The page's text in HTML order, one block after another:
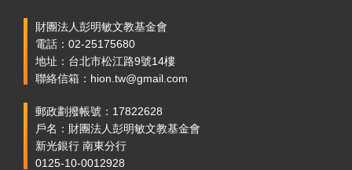
財團法人彭明敏文教基金會
電話：02-25175680
地址：台北市松江路9號14樓
聯絡信箱：hion.tw@gmail.com
郵政劃撥帳號：17822628
戶名：財團法人彭明敏文教基金會
新光銀行 南東分行
0125-10-0012928